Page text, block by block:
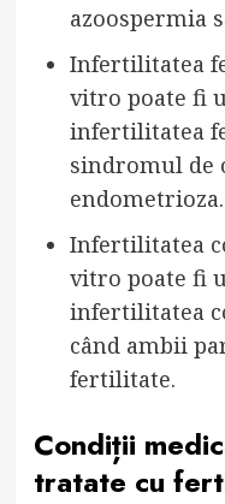
azoospermia
Infertilitatea
vitro poate fi
infertilitatea
sindromul de
endometrioza.
Infertilitatea
vitro poate fi
infertilitatea
când ambii
fertilitate.
Condiții
tratate cu